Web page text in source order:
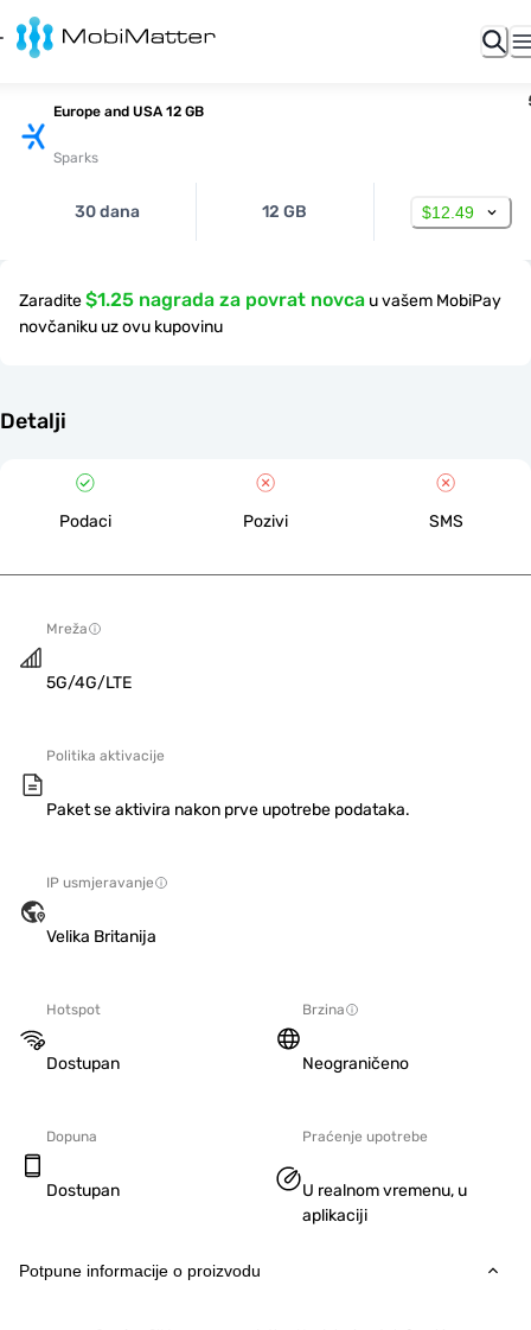
Europe and USA 12 GB
Sparks
30 dana 12 GB $12.49
Zaradite$1.25 nagrada za povrat novca u vašem MobiPay
novčaniku uz ovu kupovinu
Detalji
Podaci Pozivi SMS
Mreža
5G/4G/LTE
Politika aktivacije
Paket se aktivira nakon prve upotrebe podataka.
IP usmjeravanje
Velika Britanija
Hotspot
Dostupan
Brzina
Neograničeno
Dopuna
Dostupan
Praćenje upotrebe
U realnom vremenu, u
aplikaciji
Potpune informacije o proizvodu